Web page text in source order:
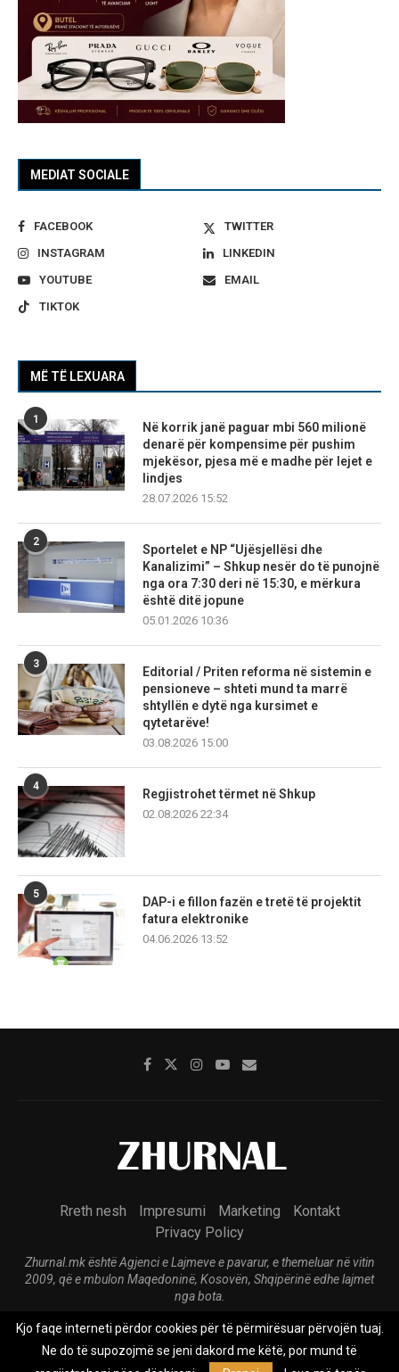
MEDIAT SOCIALE
FACEBOOK
TWITTER
INSTAGRAM
LINKEDIN
YOUTUBE
EMAIL
TIKTOK
MË TË LEXUARA
1
Në korrik janë paguar mbi 560 milionë
denarë për kompensime për pushim
mjekësor, pjesa më e madhe për lejet e
lindjes
28.07.2026 15:52
2
Sportelet e NP “Ujësjellësi dhe
Kanalizimi” – Shkup nesër do të punojnë
nga ora 7:30 deri në 15:30, e mërkura
është ditë jopune
05.01.2026 10:36
3
Editorial / Priten reforma në sistemin e
pensioneve – shteti mund ta marrë
shtyllën e dytë nga kursimet e
qytetarëve!
03.08.2026 15:00
4
Regjistrohet tërmet në Shkup
02.08.2026 22:34
5
DAP-i e fillon fazën e tretë të projektit
fatura elektronike
04.06.2026 13:52
Rreth nesh Impresumi Marketing
Kontakt
Privacy Policy
Zhurnal.mk është Agjenci e Lajmeve e pavarur, e themeluar në vitin
2009, që e mbulon Maqedoninë, Kosovën, Shqipërinë edhe lajmet
nga bota.
@2026 - All Right Reserved. Designed and Developed by
Anet.Com.Mk
Kjo faqe interneti përdor cookies për të përmirësuar përvojën tuaj.
Ne do të supozojmë se jeni dakord me këtë, por mund të